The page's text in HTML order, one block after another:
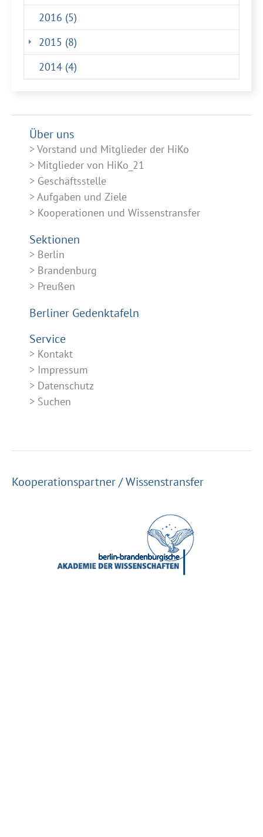
2016 (5)
2015 (8)
2014 (4)
Über uns
Vorstand und Mitglieder der HiKo
Mitglieder von HiKo_21
Geschäftsstelle
Aufgaben und Ziele
Kooperationen und Wissenstransfer
Sektionen
Berlin
Brandenburg
Preußen
Berliner Gedenktafeln
Service
Kontakt
Impressum
Datenschutz
Suchen
Kooperationspartner / Wissenstransfer